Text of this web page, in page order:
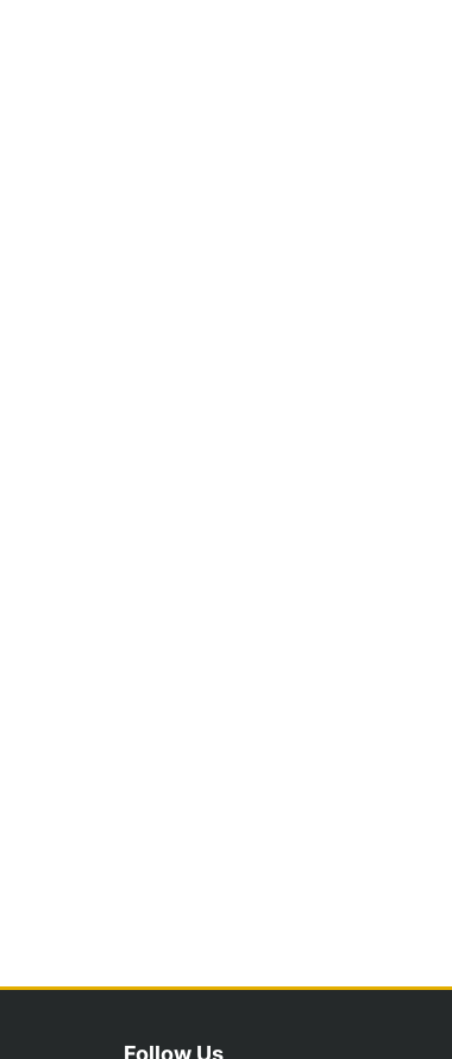
टीकाकरण अभियान,
को लगेगा सर्वाइकल कैंसर
Follow Us